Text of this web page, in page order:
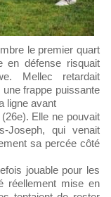
en défense risquait
Mellec retardait
frappe puissante
ligne avant
Elle ne pouvait
Joseph, qui venait
sa percée côté
jouable pour les
réellement mise en